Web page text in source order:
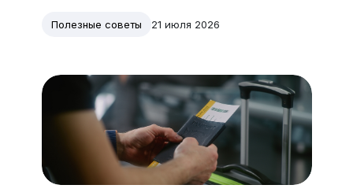
Полезные советы 21 июля 2026